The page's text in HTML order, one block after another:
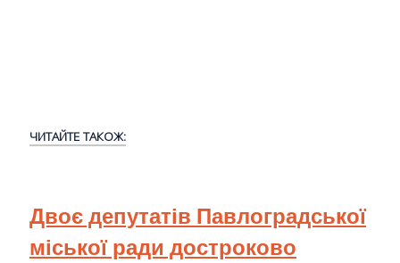
ЧИТАЙТЕ ТАКОЖ:
Двоє депутатів Павлоградської
міської ради достроково